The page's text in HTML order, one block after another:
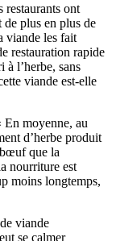
restaurants ont
de plus en plus de
viande les fait
restauration rapide
l’herbe, sans
viande est-elle
moyenne, au
d’herbe produit
que la
nourriture est
moins longtemps,
viande
se calmer